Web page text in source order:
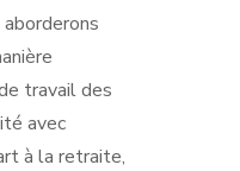
travail des
avec
à la retraite,